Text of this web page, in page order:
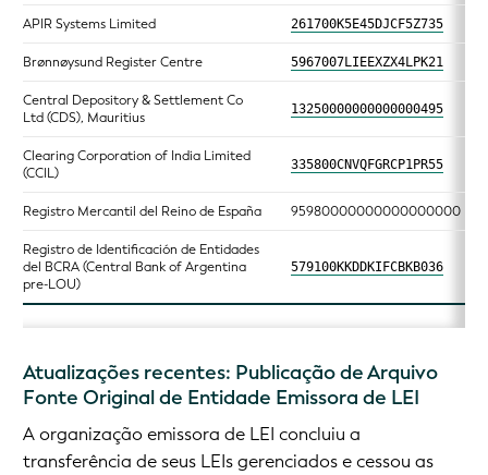
APIR Systems Limited 261700K5E45DJCF5Z735
Brønnøysund Register Centre 5967007LIEEXZX4LPK21
Central Depository & Settlement Co
Ltd (CDS), Mauritius
13250000000000000495
Clearing Corporation of India Limited
(CCIL)
335800CNVQFGRCP1PR55
Registro Mercantil del Reino de España 95980000000000000000
Registro de Identificación de Entidades
del BCRA (Central Bank of Argentina
pre-LOU)
579100KKDDKIFCBKB036
Atualizações recentes: Publicação de Arquivo
Fonte Original de Entidade Emissora de LEI
A organização emissora de LEI concluiu a
transferência de seus LEIs gerenciados e cessou as